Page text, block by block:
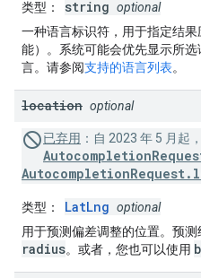
类型 ： string optional
一种语言标识符，用于指定结
能）。系统可能会优先显示所
言。请参阅支持的语言列表。
location optional
已弃用 ： 自 2023 年 5 月起，
类型 ： LatLng optional
用于预测偏差调整的位置。预
radius。或者，您也可以使用